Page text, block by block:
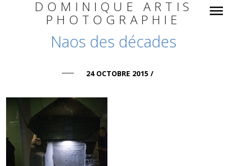
Navigation
principale
DOMINIQUE ARTIS
PHOTOGRAPHIE
Naos des décades
24 OCTOBRE 2015/